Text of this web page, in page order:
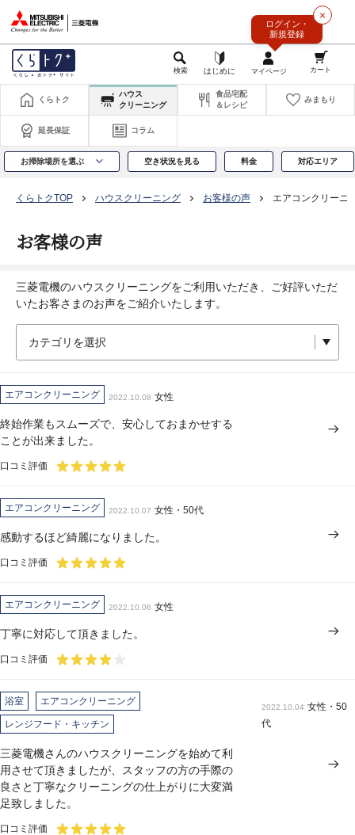
×
ログイン・
新規登録
くらトク
ハウス
クリーニング
食品宅配
＆レシピ
みまもり
延長保証 コラム
お掃除場所を選ぶ 空き状況を見る 料金 対応エリア
くらトクTOP ハウスクリーニング お客様の声 エアコンクリーニ
お客様の声
三菱電機のハウスクリーニングをご利用いただき、ご好評いただ
いたお客さまのお声をご紹介いたします。
エアコンクリーニング 2022.10.08 女性
終始作業もスムーズで、安心しておまかせする
ことが出来ました。
口コミ評価
エアコンクリーニング 2022.10.07 女性・50代
感動するほど綺麗になりました。
口コミ評価
エアコンクリーニング 2022.10.06 女性
丁寧に対応して頂きました。
口コミ評価
浴室 エアコンクリーニング
レンジフード・キッチン
2022.10.04 女性・50
代
三菱電機さんのハウスクリーニングを始めて利
用させて頂きましたが、スタッフの方の手際の
良さと丁寧なクリーニングの仕上がりに大変満
足致しました。
口コミ評価